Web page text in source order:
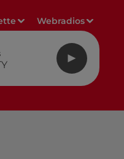
Webradios